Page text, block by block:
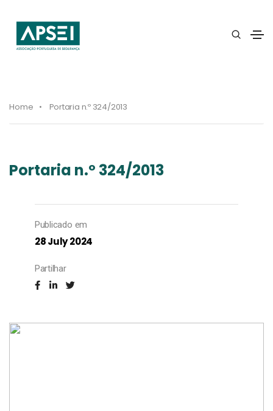
Home Portaria n.º 324/2013
Portaria n.º 324/2013
Publicado em
28 July 2024
Partilhar